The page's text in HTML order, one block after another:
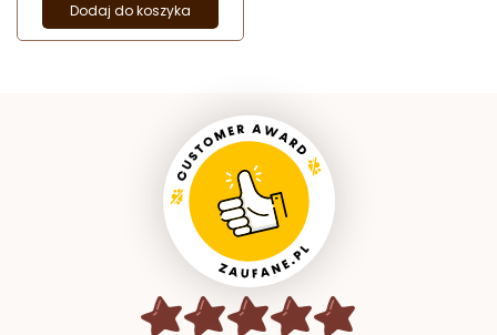
Dodaj do koszyka